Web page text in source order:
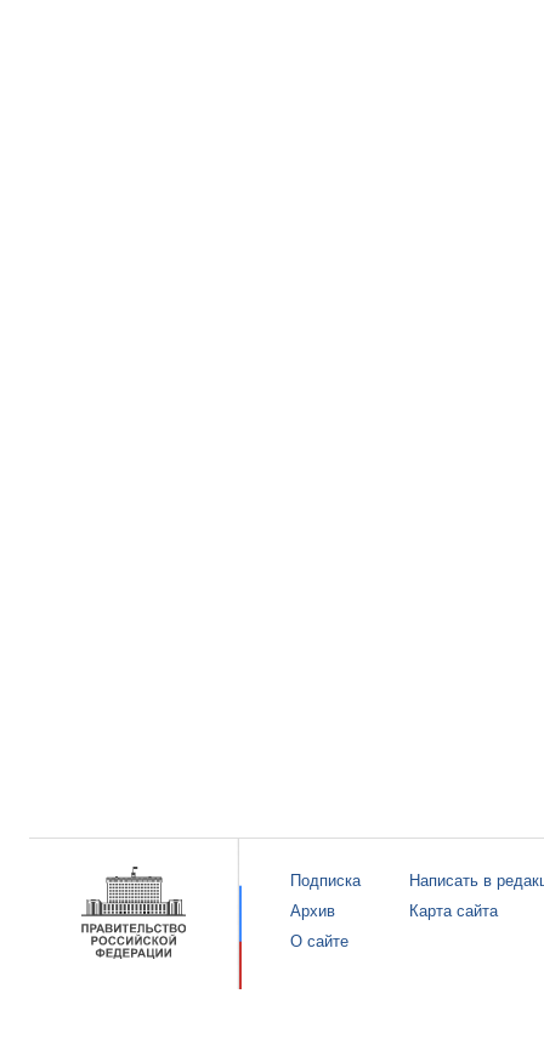
Подписка
Архив
О сайте
Написать в
Карта сайта